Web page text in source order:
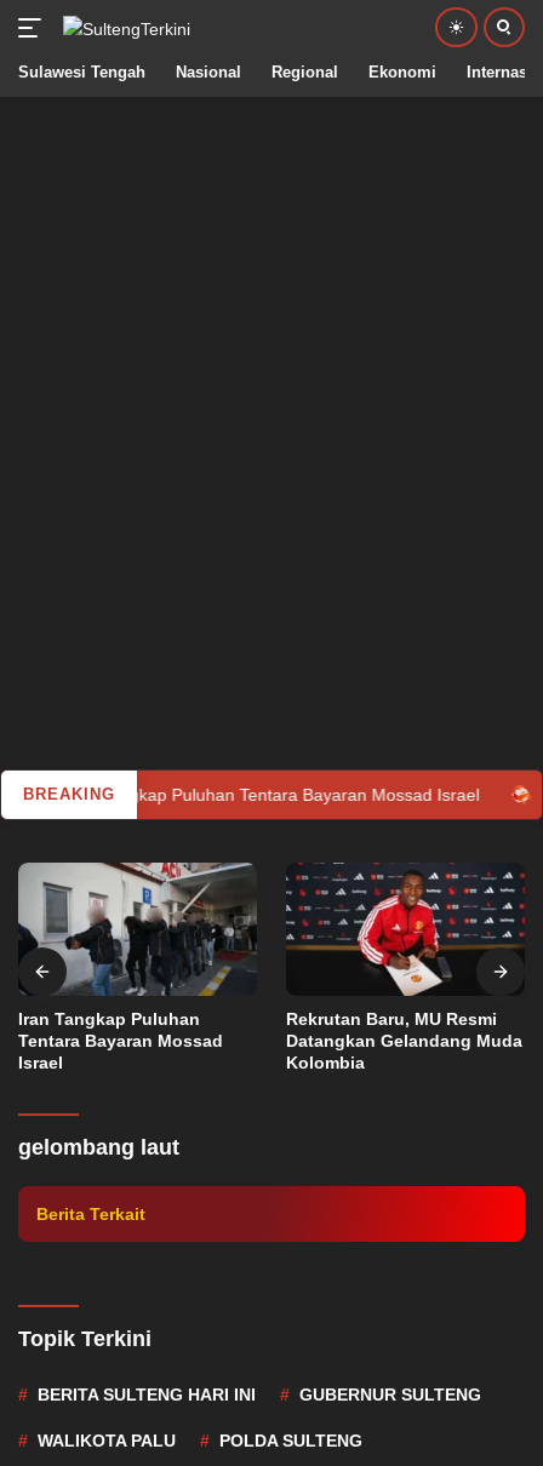
Sulawesi Tengah Nasional Regional Ekonomi
BREAKING
Tangkap Puluhan Tentara Bayaran Mossad Israel
Iran Tangkap Puluhan
Tentara Bayaran Mossad
Israel
Rekrutan Baru, MU Resmi
Datangkan Gelandang Muda
Kolombia
gelombang laut
BMKG Imbau Warga Waspada Gelombang
Laut 2,5 Meter di Perairan Sulteng
Berita Terkait
Topik Terkini
BERITA SULTENG HARI INI GUBERNUR SULTENG
WALIKOTA PALU POLDA SULTENG